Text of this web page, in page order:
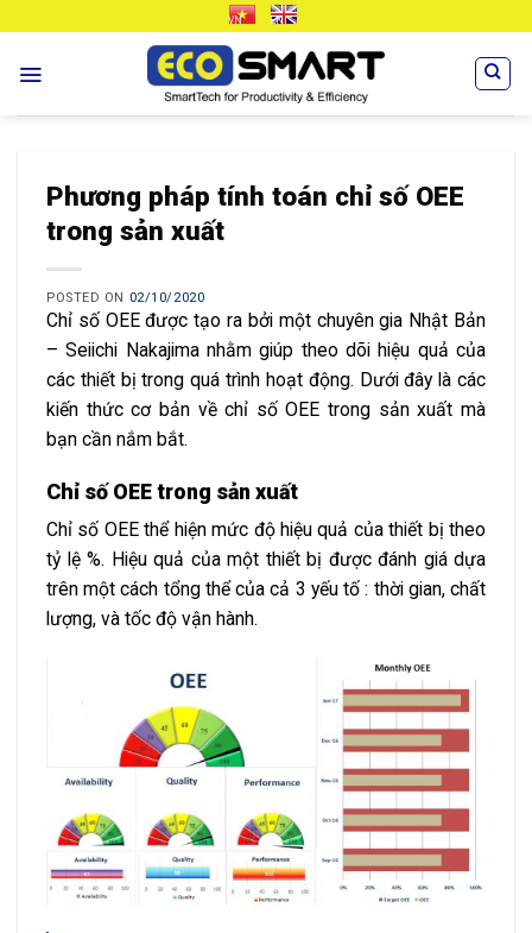
content
VN EN
Phương pháp tính toán chỉ số OEE
trong sản xuất
POSTED ON 02/10/2020
Chỉ số OEE được tạo ra bởi một chuyên gia Nhật Bản
– Seiichi Nakajima nhằm giúp theo dõi hiệu quả của
các thiết bị trong quá trình hoạt động. Dưới đây là các
kiến thức cơ bản về chỉ số OEE trong sản xuất mà
bạn cần nắm bắt.
Chỉ số OEE trong sản xuất
Chỉ số OEE thể hiện mức độ hiệu quả của thiết bị theo
tỷ lệ %. Hiệu quả của một thiết bị được đánh giá dựa
trên một cách tổng thể của cả 3 yếu tố : thời gian, chất
lượng, và tốc độ vận hành.